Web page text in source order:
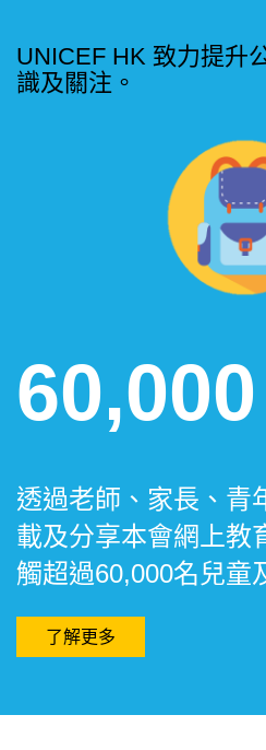
UNICEF HK 致力提升
識及關注。
60,000
透過老師、家長、青
載及分享本會網上教
觸超過60,000名兒童
了解更多